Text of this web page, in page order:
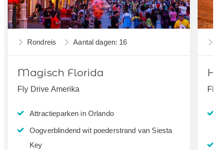
Rondreis Aantal dagen: 16
Magisch Florida
Fly Drive Amerika
Attractieparken in Orlando
Oogverblindend wit poederstrand van Siesta
Key